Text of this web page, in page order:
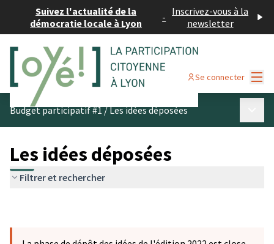
Suivez l'actualité de la
démocratie locale à Lyon
- Inscrivez-vous à la
newsletter
Se connecter
Budget participatif #1/Les idées déposées
Les idées déposées
Filtrer et rechercher